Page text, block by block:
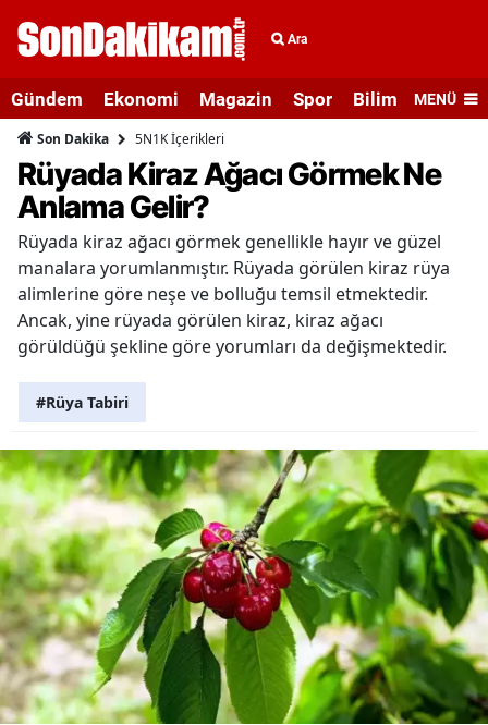
Ara
Gündem Ekonomi Magazin Spor Bilim veMENÜ
Son Dakika 5N1K İçerikleri
Rüyada Kiraz Ağacı Görmek Ne
Anlama Gelir?
Rüyada kiraz ağacı görmek genellikle hayır ve güzel
manalara yorumlanmıştır. Rüyada görülen kiraz rüya
alimlerine göre neşe ve bolluğu temsil etmektedir.
Ancak, yine rüyada görülen kiraz, kiraz ağacı
görüldüğü şekline göre yorumları da değişmektedir.
#Rüya Tabiri